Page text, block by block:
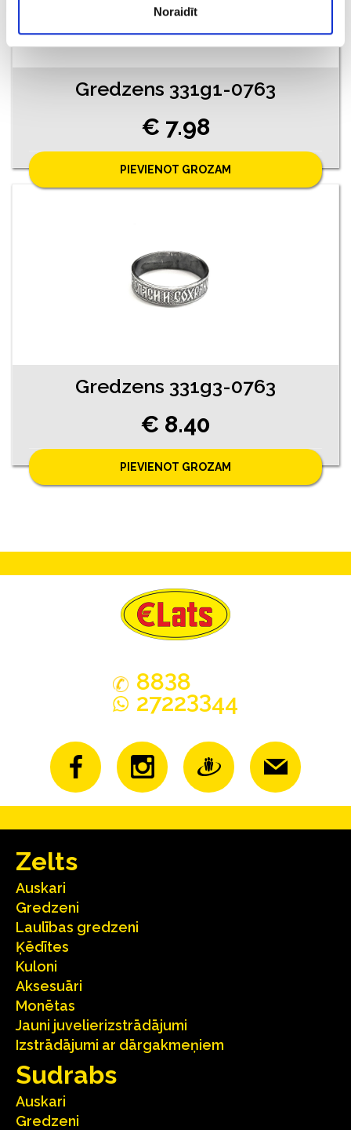
Noraidīt
Gredzens 331g1-0763
€ 7.98
PIEVIENOT GROZAM
Gredzens 331g3-0763
€ 8.40
PIEVIENOT GROZAM
8838
27223344
Zelts
Auskari
Gredzeni
Laulības gredzeni
Ķēdītes
Kuloni
Aksesuāri
Monētas
Jauni juvelierizstrādājumi
Izstrādājumi ar dārgakmeņiem
Sudrabs
Auskari
Gredzeni